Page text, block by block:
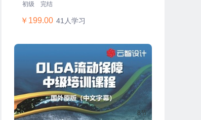
初级 完结
￥199.00 41人学习
8节